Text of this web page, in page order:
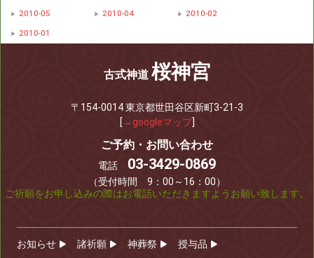
2010-05
2010-04
2010-02
2010-01
古式神道 桜神宮
〒154-0014 東京都世田谷区新町3-21-3
[ →googleマップ]
ご予約・お問い合わせ
電話 03-3429-0869
（受付時間 9：00～16：00）
ご祈願をお申し込みの際はお電話いただきますようお願い致します。
お知らせ 諸祈願 神葬祭
授与品